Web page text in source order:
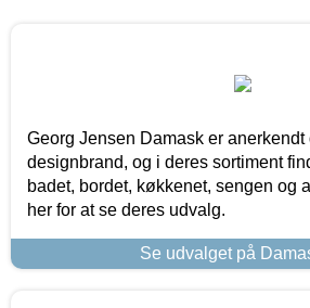
Georg Jensen Damask er anerkendt
designbrand, og i deres sortiment
badet, bordet, køkkenet, sengen og
her for at se deres udvalg.
Se udvalget på